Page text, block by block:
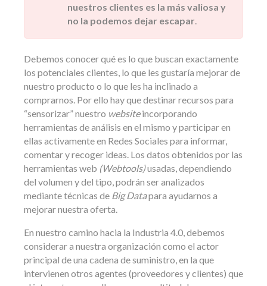
nuestros clientes es la más valiosa y
no la podemos dejar escapar
Debemos conocer qué es lo que buscan exactamente
los potenciales clientes, lo que les gustaría mejorar de
nuestro producto o lo que les ha inclinado a
comprarnos. Por ello hay que destinar recursos para
“sensorizar” nuestro websiteincorporando
herramientas de análisis en el mismo y participar en
ellas activamente en Redes Sociales para informar,
comentar y recoger ideas. Los datos obtenidos por las
herramientas web (Webtools)usadas, dependiendo
del volumen y del tipo, podrán ser analizados
mediante técnicas de Big Datapara ayudarnos a
mejorar nuestra oferta.
En nuestro camino hacia la Industria 4.0, debemos
considerar a nuestra organización como el actor
principal de una cadena de suministro, en la que
intervienen otros agentes (proveedores y clientes) que